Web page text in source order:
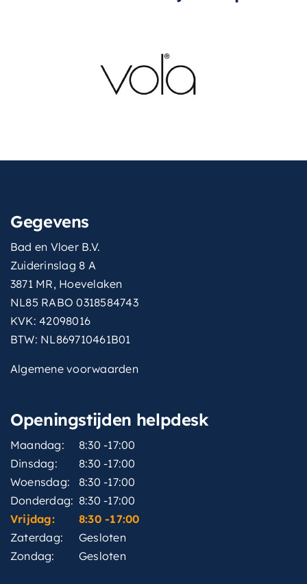
Gegevens
Bad en Vloer B.V.
Zuiderinslag 8 A
3871 MR, Hoevelaken
NL85 RABO 0318584743
KVK: 42098016
BTW: NL869710461B01
Algemene voorwaarden
Openingstijden helpdesk
Maandag:
8:30 -17:00
Dinsdag:
8:30 -17:00
Woensdag:
8:30 -17:00
Donderdag: 8:30 -17:00
Vrijdag:
8:30 -17:00
Zaterdag:
Gesloten
Zondag:
Gesloten